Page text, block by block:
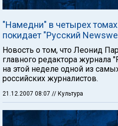
"Намедни" в четырех
покидает "Русский
Новость о том, что Леонид
главного редактора журнала
на этой неделе одной из
российских журналистов.
21.12.2007 08:07 // Культура